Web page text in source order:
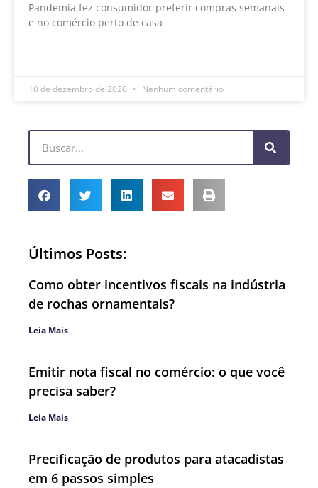
Pandemia fez consumidor preferir compras semanais
e no comércio perto de casa
10 de dezembro de 2020 Nenhum comentário
Últimos Posts:
Como obter incentivos fiscais na indústria
de rochas ornamentais?
Leia Mais
Emitir nota fiscal no comércio: o que você
precisa saber?
Leia Mais
Precificação de produtos para atacadistas
em 6 passos simples